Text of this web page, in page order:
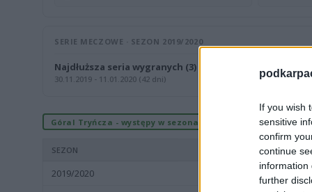
If you wish
sensitive
confirm
continue
information
further
SERIE MECZOWE · SEZON 2019/2020
Najdłuższa seria wygranych (3)
30.11.2019 - 11.01.2020 (42 dni)
Góral Tryńcza - występy w sezonach
SEZON
2019/2020 II liga